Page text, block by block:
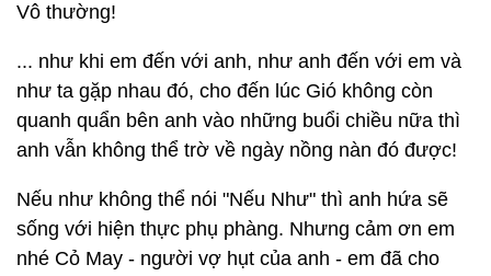
Vô thường!
... như khi em đến với anh, như anh đến với em và
như ta gặp nhau đó, cho đến lúc Gió không còn
quanh quẩn bên anh vào những buổi chiều nữa thì
anh vẫn không thể trờ về ngày nồng nàn đó được!
Nếu như không thể nói "Nếu Như" thì anh hứa sẽ
sống với hiện thực phụ phàng. Nhưng cảm ơn em
nhé Cỏ May - người vợ hụt của anh - em đã cho